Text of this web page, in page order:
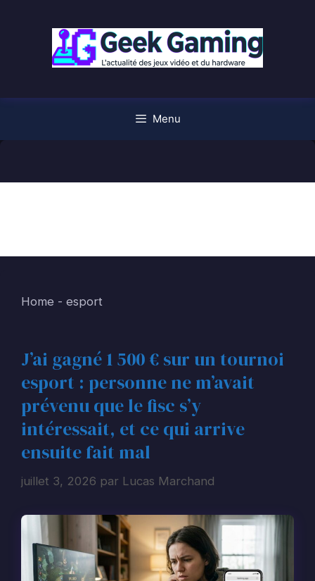
Menu
Home - esport
J’ai gagné 1 500 € sur un tournoi
esport : personne ne m’avait
prévenu que le fisc s’y
intéressait, et ce qui arrive
ensuite fait mal
juillet 3, 2026 par Lucas Marchand